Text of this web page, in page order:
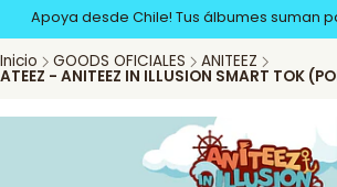
Apoya desde Chile! Tus álbumes suman
Inicio GOODS OFICIALES ANITEEZ
ATEEZ - ANITEEZ IN ILLUSION SMART TOK